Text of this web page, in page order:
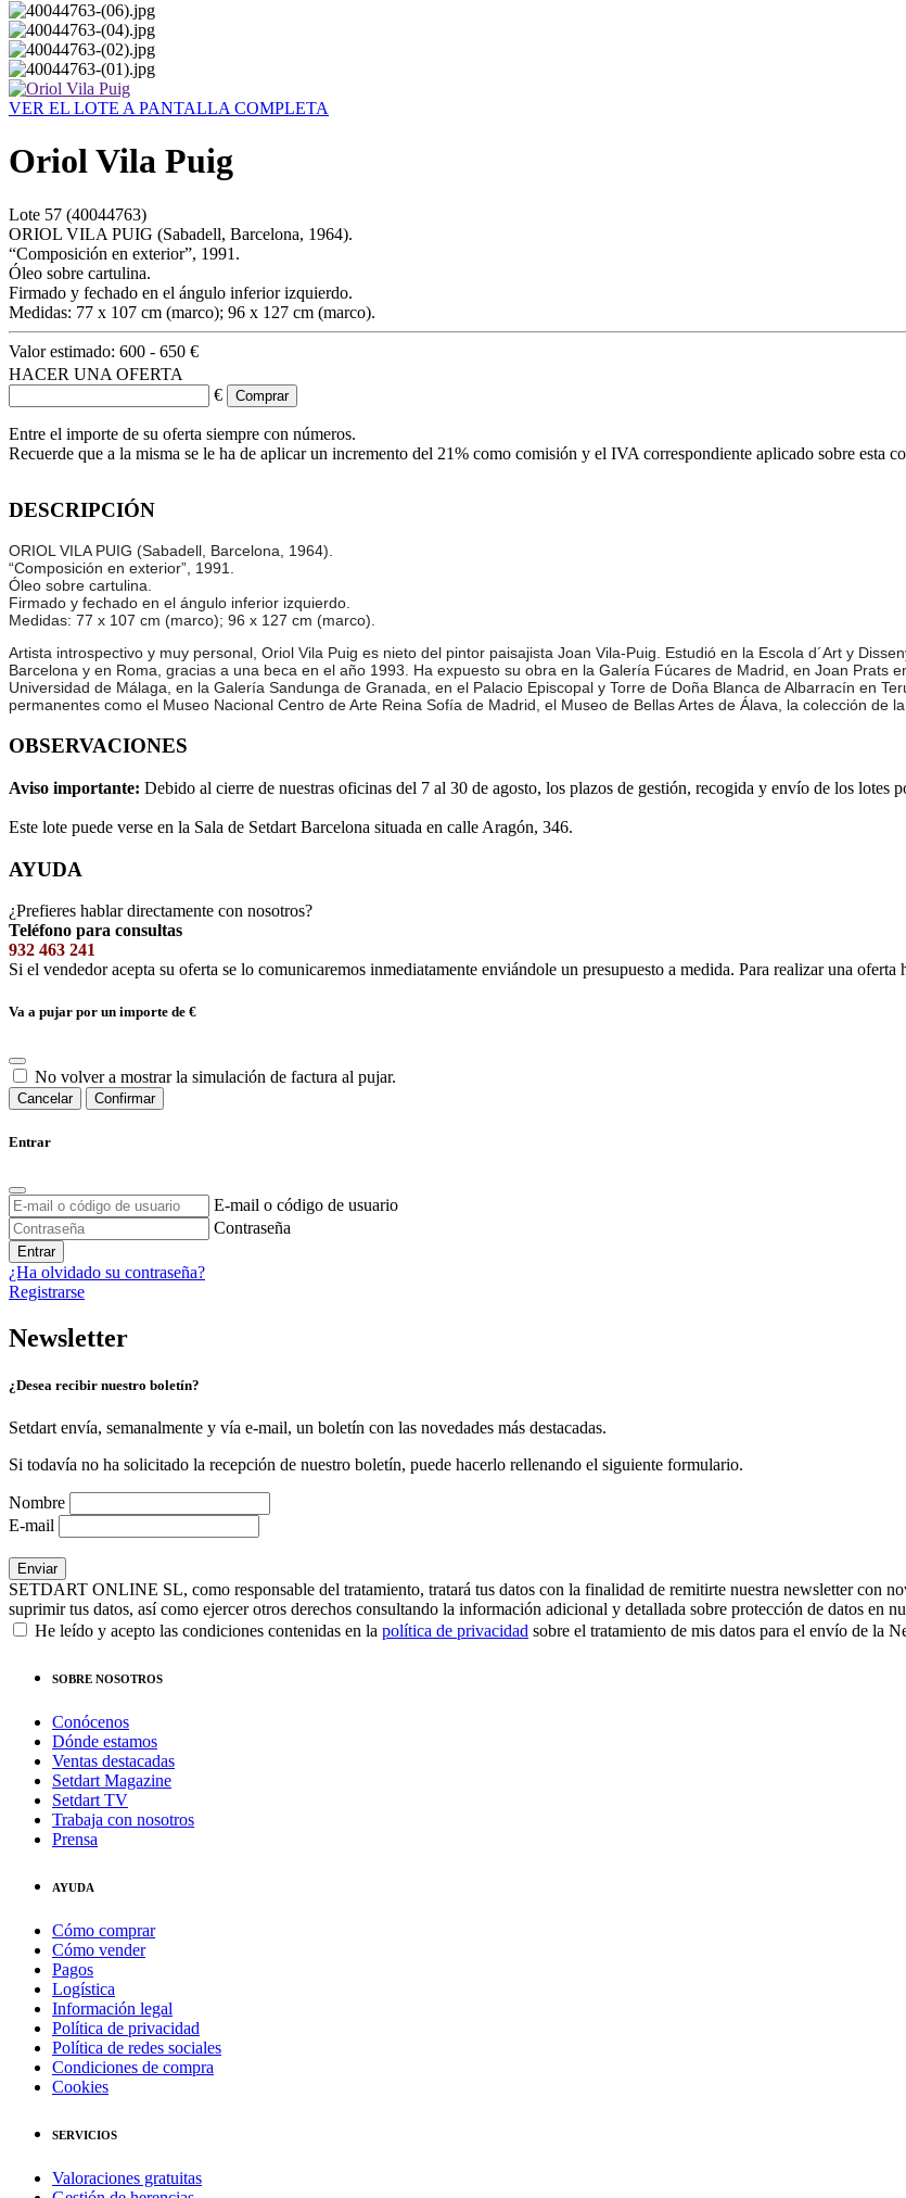
VER EL LOTE A PANTALLA COMPLETA
Oriol Vila Puig
Lote 57 (40044763)
ORIOL VILA PUIG (Sabadell, Barcelona, 1964).
“Composición en exterior”, 1991.
Óleo sobre cartulina.
Firmado y fechado en el ángulo inferior izquierdo.
Medidas: 77 x 107 cm (marco); 96 x 127 cm (marco).
Valor estimado: 600 - 650 €
HACER UNA OFERTA
€
Entre el importe de su oferta siempre con números.
Recuerde que a la misma se le ha de aplicar un incremento del 21% como comisión y el IVA correspondiente aplicado sobre esta
DESCRIPCIÓN
ORIOL VILA PUIG (Sabadell, Barcelona, 1964).
“Composición en exterior”, 1991.
Óleo sobre cartulina.
Firmado y fechado en el ángulo inferior izquierdo.
Medidas: 77 x 107 cm (marco); 96 x 127 cm (marco).
Artista introspectivo y muy personal, Oriol Vila Puig es nieto del pintor paisajista Joan Vila-Puig. Estudió en la Escola d´Art y
Barcelona y en Roma, gracias a una beca en el año 1993. Ha expuesto su obra en la Galería Fúcares de Madrid, en Joan Prats
Universidad de Málaga, en la Galería Sandunga de Granada, en el Palacio Episcopal y Torre de Doña Blanca de Albarracín en
permanentes como el Museo Nacional Centro de Arte Reina Sofía de Madrid, el Museo de Bellas Artes de Álava, la colección de
OBSERVACIONES
Aviso importante: Debido al cierre de nuestras oficinas del 7 al 30 de agosto, los plazos de gestión, recogida y envío de los lotes
Este lote puede verse en la Sala de Setdart Barcelona situada en calle Aragón, 346.
AYUDA
¿Prefieres hablar directamente con nosotros?
Teléfono para consultas
932 463 241
Si el vendedor acepta su oferta se lo comunicaremos inmediatamente enviándole un presupuesto a medida. Para realizar una oferta
Va a pujar por un importe de €
No volver a mostrar la simulación de factura al pujar.
Cancelar Confirmar
Entrar
E-mail o código de usuario
Contraseña
Entrar
¿Ha olvidado su contraseña?
Registrarse
Newsletter
¿Desea recibir nuestro boletín?
Setdart envía, semanalmente y vía e-mail, un boletín con las novedades más destacadas.
Si todavía no ha solicitado la recepción de nuestro boletín, puede hacerlo rellenando el siguiente formulario.
Nombre
E-mail
SETDART ONLINE SL, como responsable del tratamiento, tratará tus datos con la finalidad de remitirte nuestra newsletter con
suprimir tus datos, así como ejercer otros derechos consultando la información adicional y detallada sobre protección de datos en
He leído y acepto las condiciones contenidas en la política de privacidad sobre el tratamiento de mis datos para el envío de la
SOBRE NOSOTROS
Conócenos
Dónde estamos
Ventas destacadas
Setdart Magazine
Setdart TV
Trabaja con nosotros
Prensa
AYUDA
Cómo comprar
Cómo vender
Pagos
Logística
Información legal
Política de privacidad
Política de redes sociales
Condiciones de compra
Cookies
SERVICIOS
Valoraciones gratuitas